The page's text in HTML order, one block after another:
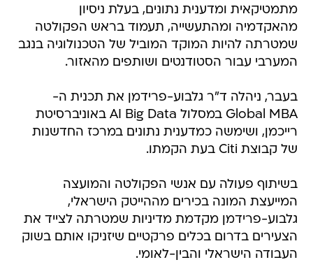
מתמטיקאית ומדענית נתונים, בעלת ניסיון
מהאקדמיה ומהתעשייה, תעמוד בראש הפקולטה
שמטרתה להיות המוקד המוביל של הטכנולוגיה בנגב
המערבי עבור הסטודנטים ושותפים מהאזור.
בעבר, ניהלה ד"ר גלבוע-פרידמן את תכנית ה-
Global MBA במסלול AI Big Data באוניברסיטת
רייכמן, ושימשה כמדענית נתונים במרכז החדשנות
של קבוצת Citi בעת הקמתו.
בשיתוף פעולה עם אנשי הפקולטה והמועצה
המייעצת המונה בכירים מההייטק הישראלי,
גלבוע-פרידמן מקדמת מדיניות שמטרתה לצייד את
הצעירים בדרום בכלים פרקטיים שיזניקו אותם בשוק
העבודה הישראלי והבין-לאומי.